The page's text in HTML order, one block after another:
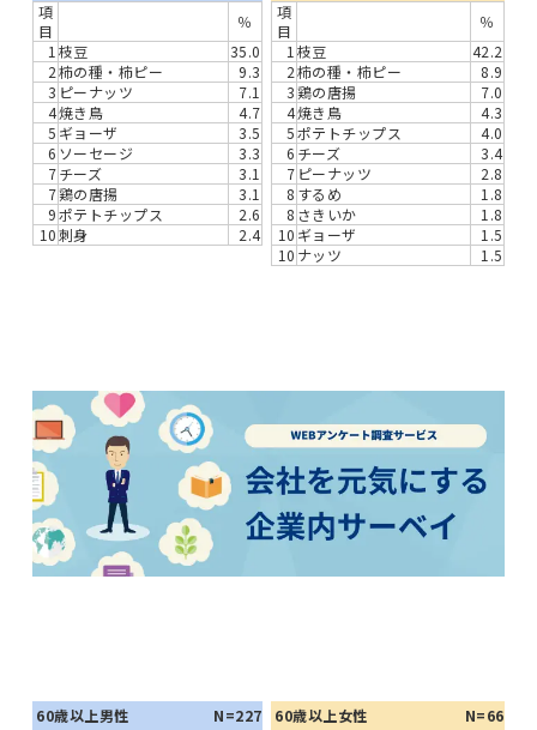
項
目
％
1 枝豆
35.0
2柿の種・柿ピー
9.3
3 ピーナッツ
7.1
4焼き鳥
4.7
5 ギョーザ
3.5
6 ソーセージ
3.3
7チーズ
3.1
7鶏の唐揚
3.1
9ポテトチップス
2.6
10刺身 2.4
項
目
％
1 枝豆
42.2
2柿の種・柿ピー
8.9
3鶏の唐揚
7.0
4焼き鳥
4.3
5ポテトチップス
4.0
6 チーズ
3.4
7 ピーナッツ
2.8
8 するめ
1.8
8 さきいか
1.8
10 ギョーザ
1.5
10 ナッツ 1.5
60歳以上男性 N=227 60歳以上女性
N=66